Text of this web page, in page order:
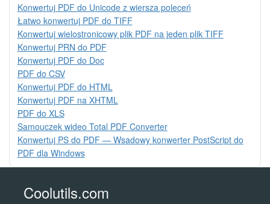
Konwertuj PDF do Unicode z wiersza poleceń
Łatwo konwertuj PDF do TIFF
Konwertuj wielostronicowy plik PDF na jeden plik TIFF
Konwertuj PRN do PDF
Konwertuj PDF do Doc
PDF do CSV
Konwertuj PDF do HTML
Konwertuj PDF na XHTML
PDF do XLS
Samouczek wideo Total PDF Converter
Konwertuj PS do PDF — Wsadowy konwerter PostScript do
PDF dla Windows
Coolutils.com